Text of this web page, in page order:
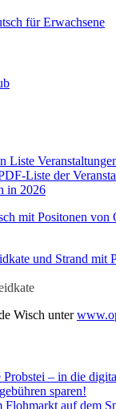
für Erwachsene
Liste der
in 2026
Wisch unter
Probstei – in die
sparen!
auf dem